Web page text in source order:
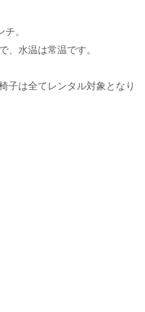
。
、水温は常温です。
子は全てレンタル対象となり